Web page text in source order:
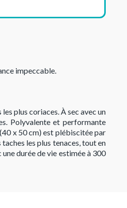
impeccable.
plus coriaces. À sec avec un
Polyvalente et performante
x 50 cm) est plébiscitée par
les plus tenaces, tout en
durée de vie estimée à 300